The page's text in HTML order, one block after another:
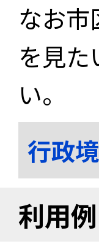
なお
を見
い。
行政
利用例